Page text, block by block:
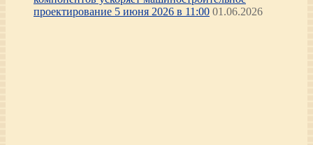
проектирование 5 июня 2026 в 11:00 01.06.2026